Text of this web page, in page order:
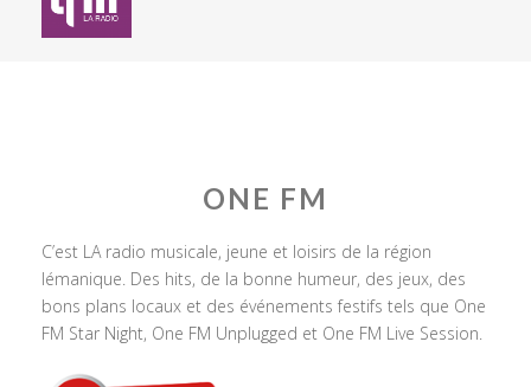
ONE FM
C’est LA radio musicale, jeune et loisirs de la région
lémanique. Des hits, de la bonne humeur, des jeux, des
bons plans locaux et des événements festifs tels que One
FM Star Night, One FM Unplugged et One FM Live Session.